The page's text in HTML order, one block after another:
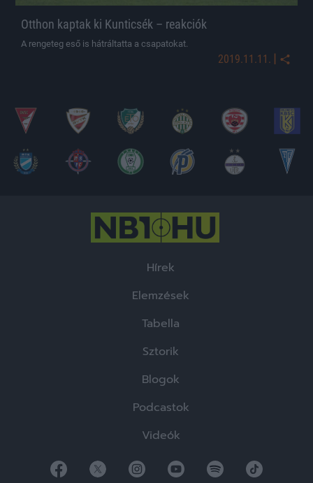
Otthon kaptak ki Kunticsék – reakciók
A rengeteg eső is hátráltatta a csapatokat.
2019.11.11. |
Hírek
Elemzések
Tabella
Sztorik
Blogok
Podcastok
Videók